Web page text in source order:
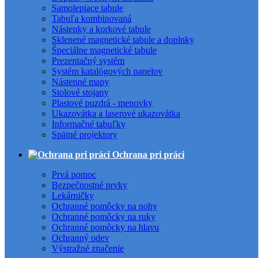
Samolepiace tabule
Tabuľa kombinovaná
Nástenky a korkové tabule
Sklenené magnetické tabule a doplnky
Špeciálne magnetické tabule
Prezentačný systém
Systém katalógových panelov
Nástenné mapy
Stolové stojany
Plastové puzdrá - menovky
Ukazovátka a laserové ukazovátka
Informačné tabuľky
Spätné projektory
Ochrana pri práci
Prvá pomoc
Bezpečnostné prvky
Lekárničky
Ochranné pomôcky na nohy
Ochranné pomôcky na ruky
Ochranné pomôcky na hlavu
Ochranný odev
Výstražné značenie